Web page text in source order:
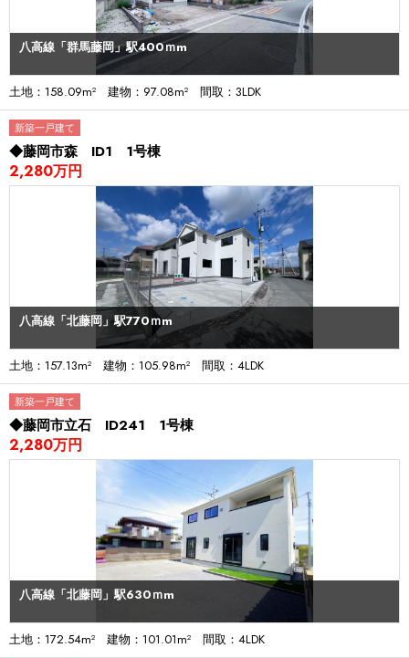
八高線「群馬藤岡」駅400ｍm
土地：158.09m² 建物：97.08m² 間取：3LDK
新築一戸建て
◆藤岡市森 ID1 1号棟
2,280万円
八高線「北藤岡」駅770ｍm
土地：157.13m² 建物：105.98m² 間取：4LDK
新築一戸建て
◆藤岡市立石 ID241 1号棟
2,280万円
八高線「北藤岡」駅630ｍm
土地：172.54m² 建物：101.01m² 間取：4LDK